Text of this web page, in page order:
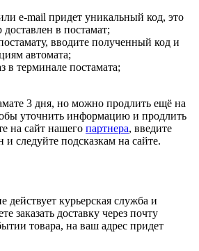
e-mail придет уникальный код, это
доставлен в постамат;
вводите полученный код и
автомата;
в терминале постамата;
3 дня, но можно продлить ещё на
уточнить информацию и продлить
на сайт нашего партнера, введите
и следуйте подсказкам на сайте.
действует курьерская служба и
заказать доставку через почту
товара, на ваш адрес придет